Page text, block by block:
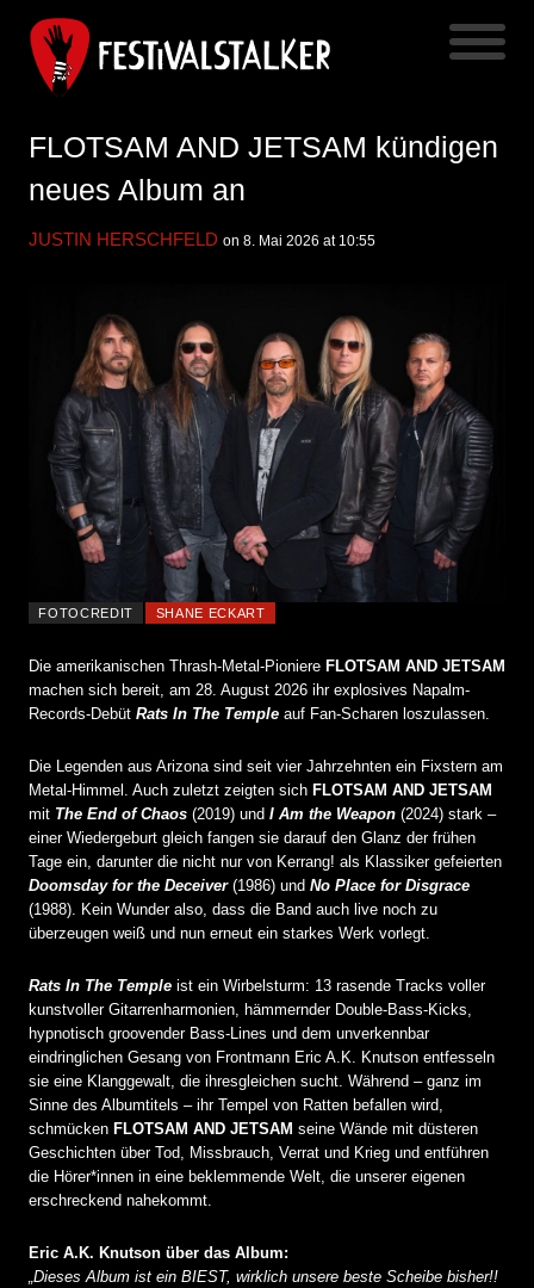
FLOTSAM AND JETSAM kündigen
neues Album an
JUSTIN HERSCHFELD on 8. Mai 2026 at 10:55
FOTOCREDIT SHANE ECKART
Die amerikanischen Thrash-Metal-Pioniere FLOTSAM AND JETSAM
machen sich bereit, am 28. August 2026 ihr explosives Napalm-
Records-Debüt Rats In The Temple auf Fan-Scharen loszulassen.
Die Legenden aus Arizona sind seit vier Jahrzehnten ein Fixstern am
Metal-Himmel. Auch zuletzt zeigten sich FLOTSAM AND JETSAM
mit The End of Chaos (2019) und I Am the Weapon (2024) stark –
einer Wiedergeburt gleich fangen sie darauf den Glanz der frühen
Tage ein, darunter die nicht nur von Kerrang! als Klassiker gefeierten
Doomsday for the Deceiver(1986) und No Place for Disgrace
(1988). Kein Wunder also, dass die Band auch live noch zu
überzeugen weiß und nun erneut ein starkes Werk vorlegt.
Rats In The Temple ist ein Wirbelsturm: 13 rasende Tracks voller
kunstvoller Gitarrenharmonien, hämmernder Double-Bass-Kicks,
hypnotisch groovender Bass-Lines und dem unverkennbar
eindringlichen Gesang von Frontmann Eric A.K. Knutson entfesseln
sie eine Klanggewalt, die ihresgleichen sucht. Während – ganz im
Sinne des Albumtitels – ihr Tempel von Ratten befallen wird,
schmücken FLOTSAM AND JETSAM seine Wände mit düsteren
Geschichten über Tod, Missbrauch, Verrat und Krieg und entführen
die Hörer*innen in eine beklemmende Welt, die unserer eigenen
erschreckend nahekommt.
Eric A.K. Knutson über das Album:
„Dieses Album ist ein BIEST, wirklich unsere beste Scheibe bisher!!